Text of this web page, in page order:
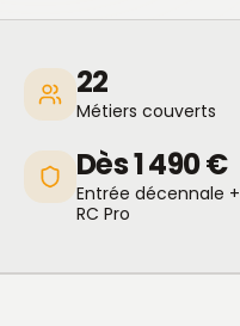
22
Métiers couverts
Dès 1 490 €
Entrée décennale +
RC Pro